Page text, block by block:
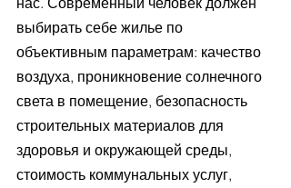
выбирать себе жилье по
объективным параметрам: качество
воздуха, проникновение солнечного
света в помещение, безопасность
строительных материалов для
здоровья и окружающей среды,
стоимость коммунальных услуг,